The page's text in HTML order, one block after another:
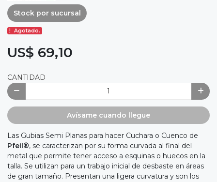
Stock por sucursal
Agotado.
US$ 69,10
CANTIDAD
Avísame cuando llegue
Las Gubias Semi Planas para hacer Cuchara o Cuenco de
Pfeil®, se caracterizan por su forma curvada al final del
metal que permite tener acceso a esquinas o huecos en la
talla. Se utilizan para un trabajo inicial de desbaste en áreas
de gran tamaño. Presentan una ligera curvatura y son los